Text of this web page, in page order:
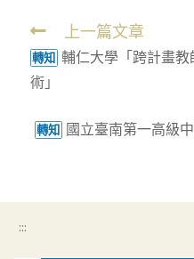
Read
more
articles
上一篇文章
轉知 輔仁大學「跨計畫
術」
轉知 國立臺南第一高級
:::